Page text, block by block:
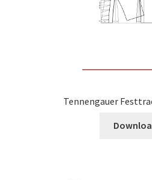
Tennengauer